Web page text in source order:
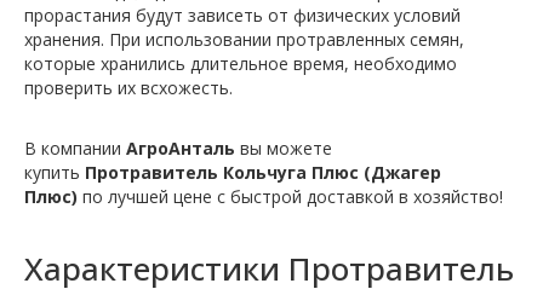
прорастания будут зависеть от физических условий
хранения. При использовании протравленных семян,
которые хранились длительное время, необходимо
проверить их всхожесть.
В компании АгроАнталь вы можете
купить Протравитель Кольчуга Плюс (Джагер
Плюс) по лучшей цене с быстрой доставкой в хозяйство!
Характеристики Протравитель